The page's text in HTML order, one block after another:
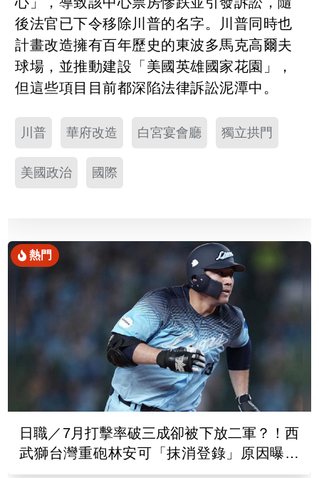
後法官已下令移除川普的名字。川普同時也
計畫改造擁有百年歷史的東波多馬克高爾夫
球場，並推動建設「美國英雄國家花園」，
但這些項目目前都深陷法律訴訟泥潭中。
川普 華府改造 白宮宴會廳 獨立拱門
美國政治 國際
熱門
日職／7月打擊率破三成卻被下放二軍？！西
武獅台灣重砲林安可「抹消登錄」原因曝光
了